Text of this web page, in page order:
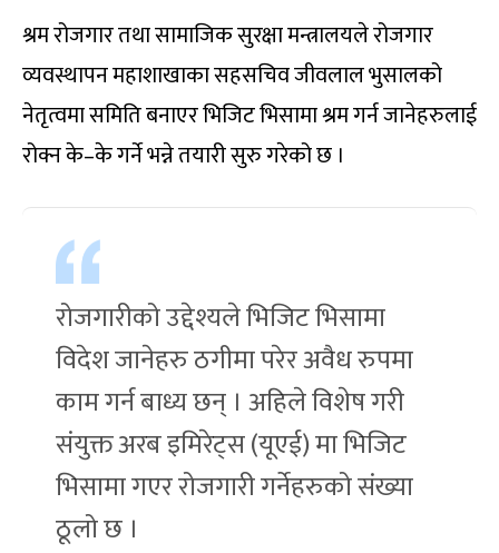
श्रम रोजगार तथा सामाजिक सुरक्षा मन्त्रालयले रोजगार
व्यवस्थापन महाशाखाका सहसचिव जीवलाल भुसालको
नेतृत्वमा समिति बनाएर भिजिट भिसामा श्रम गर्न जानेहरुलाई
रोक्न के–के गर्ने भन्ने तयारी सुरु गरेको छ ।
रोजगारीको उद्देश्यले भिजिट भिसामा
विदेश जानेहरु ठगीमा परेर अवैध रुपमा
काम गर्न बाध्य छन् । अहिले विशेष गरी
संयुक्त अरब इमिरेट्स (यूएई) मा भिजिट
भिसामा गएर रोजगारी गर्नेहरुको संख्या
ठूलो छ ।